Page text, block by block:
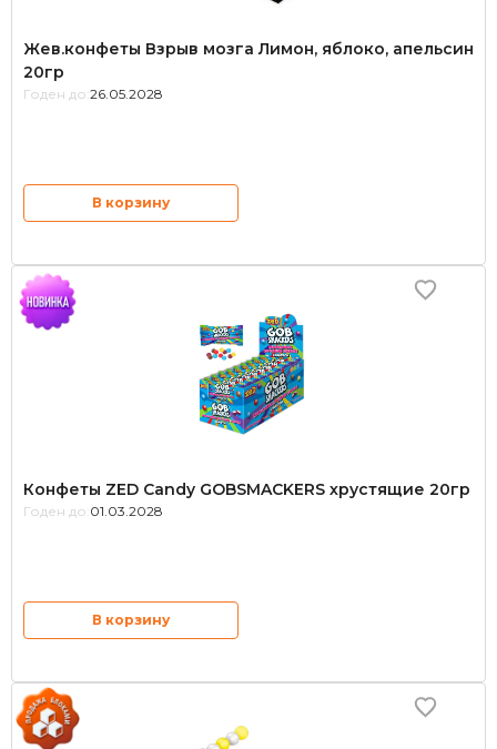
Жев.конфеты Взрыв мозга Лимон, яблоко, апельсин
20гр
Годен до: 26.05.2028
В корзину
Конфеты ZED Candy GOBSMACKERS хрустящие 20гр
Годен до: 01.03.2028
В корзину